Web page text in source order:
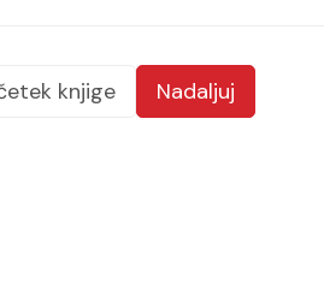
knjige Nadaljuj